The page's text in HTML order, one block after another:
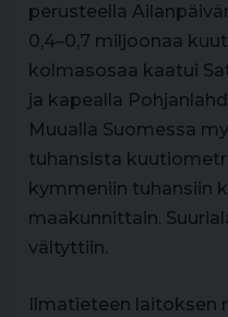
perusteella
0,4–0,7 miljoonaa
kolmasosaa kaatui
ja kapealla
Muualla Suomessa
tuhansista
kymmeniin tuhansiin
maakunnittain.
vältyttiin.
Ilmatieteen laitoksen